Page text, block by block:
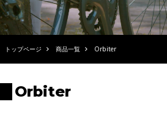
トップページ 商品一覧 Orbiter
Orbiter